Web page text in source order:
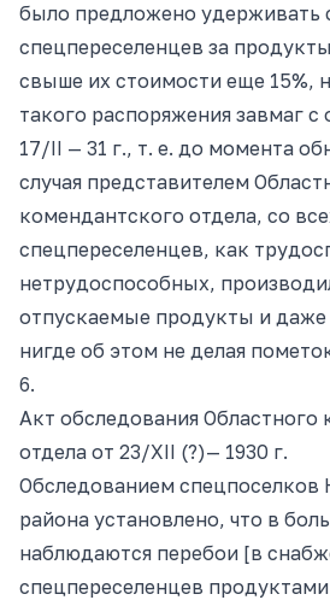
было предложено удерживать
спецпереселенцев за
свыше их стоимости еще 15%,
такого распоряжения завмаг
17/II — 31 г., т. е. до момента
случая представителем
комендантского отдела, со
спецпереселенцев, как
нетрудоспособных,
отпускаемые продукты и
нигде об этом не делая
6.
Акт обследования Областного
отдела от 23/ХII (?)— 1930 г.
Обследованием
района установлено, что в
наблюдаются перебои [в
спецпереселенцев